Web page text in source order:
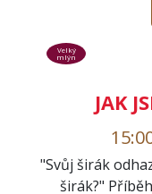
JAK
Velký
mlýn
"Svůj širák
širák?"